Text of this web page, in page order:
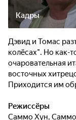
Кадры
Дэвид и Томас
колёсах". Но как-
очаровательная
восточных
Приходится им
Режиссёры
Саммо Хун,